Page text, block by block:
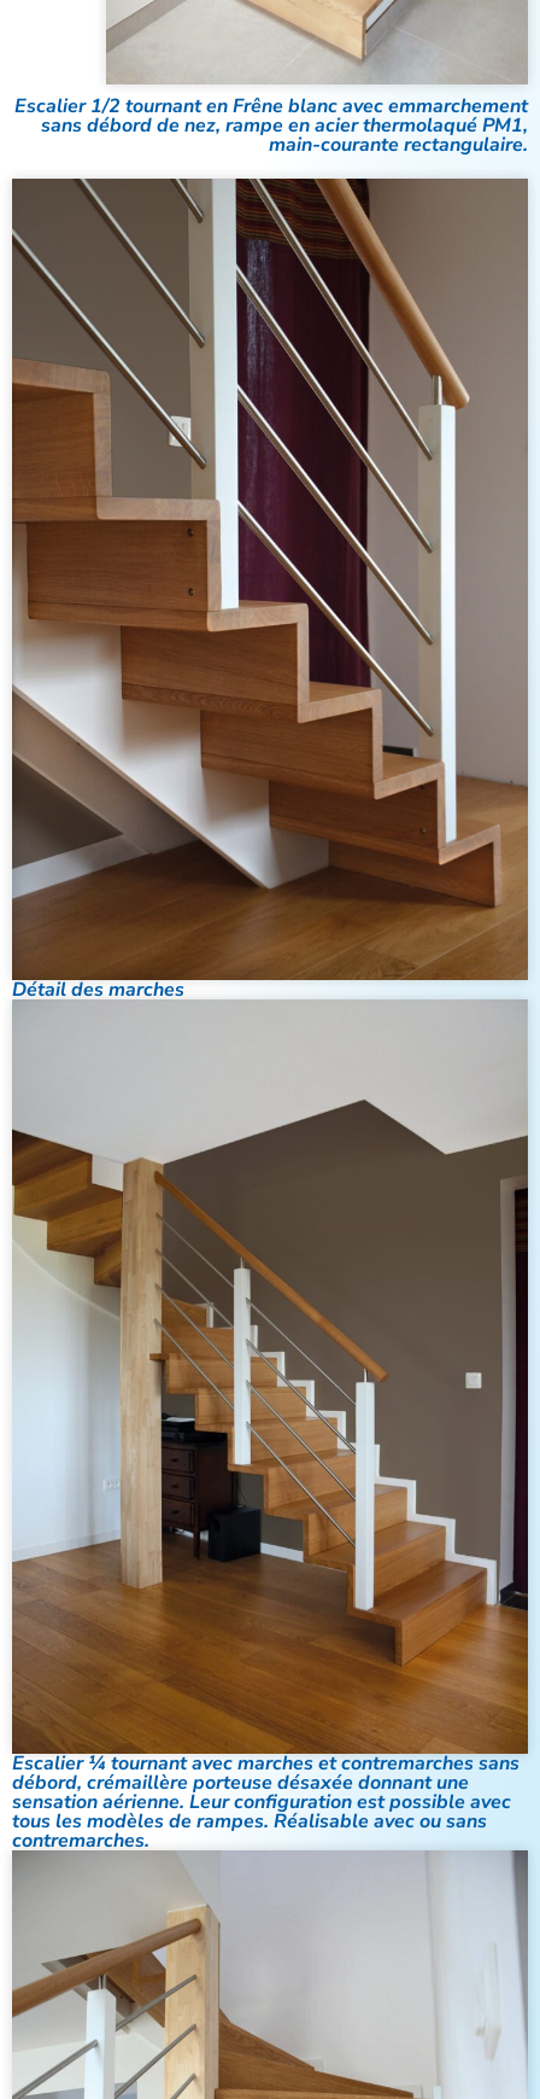
Détail des marches
Escalier ¼ tournant avec marches et contremarches sans
débord, crémaillère porteuse désaxée donnant une
sensation aérienne. Leur configuration est possible avec
tous les modèles de rampes. Réalisable avec ou sans
contremarches.
Escalier 1/2 tournant en Frêne blanc avec emmarchement
sans débord de nez, rampe en acier thermolaqué PM1,
main-courante rectangulaire.